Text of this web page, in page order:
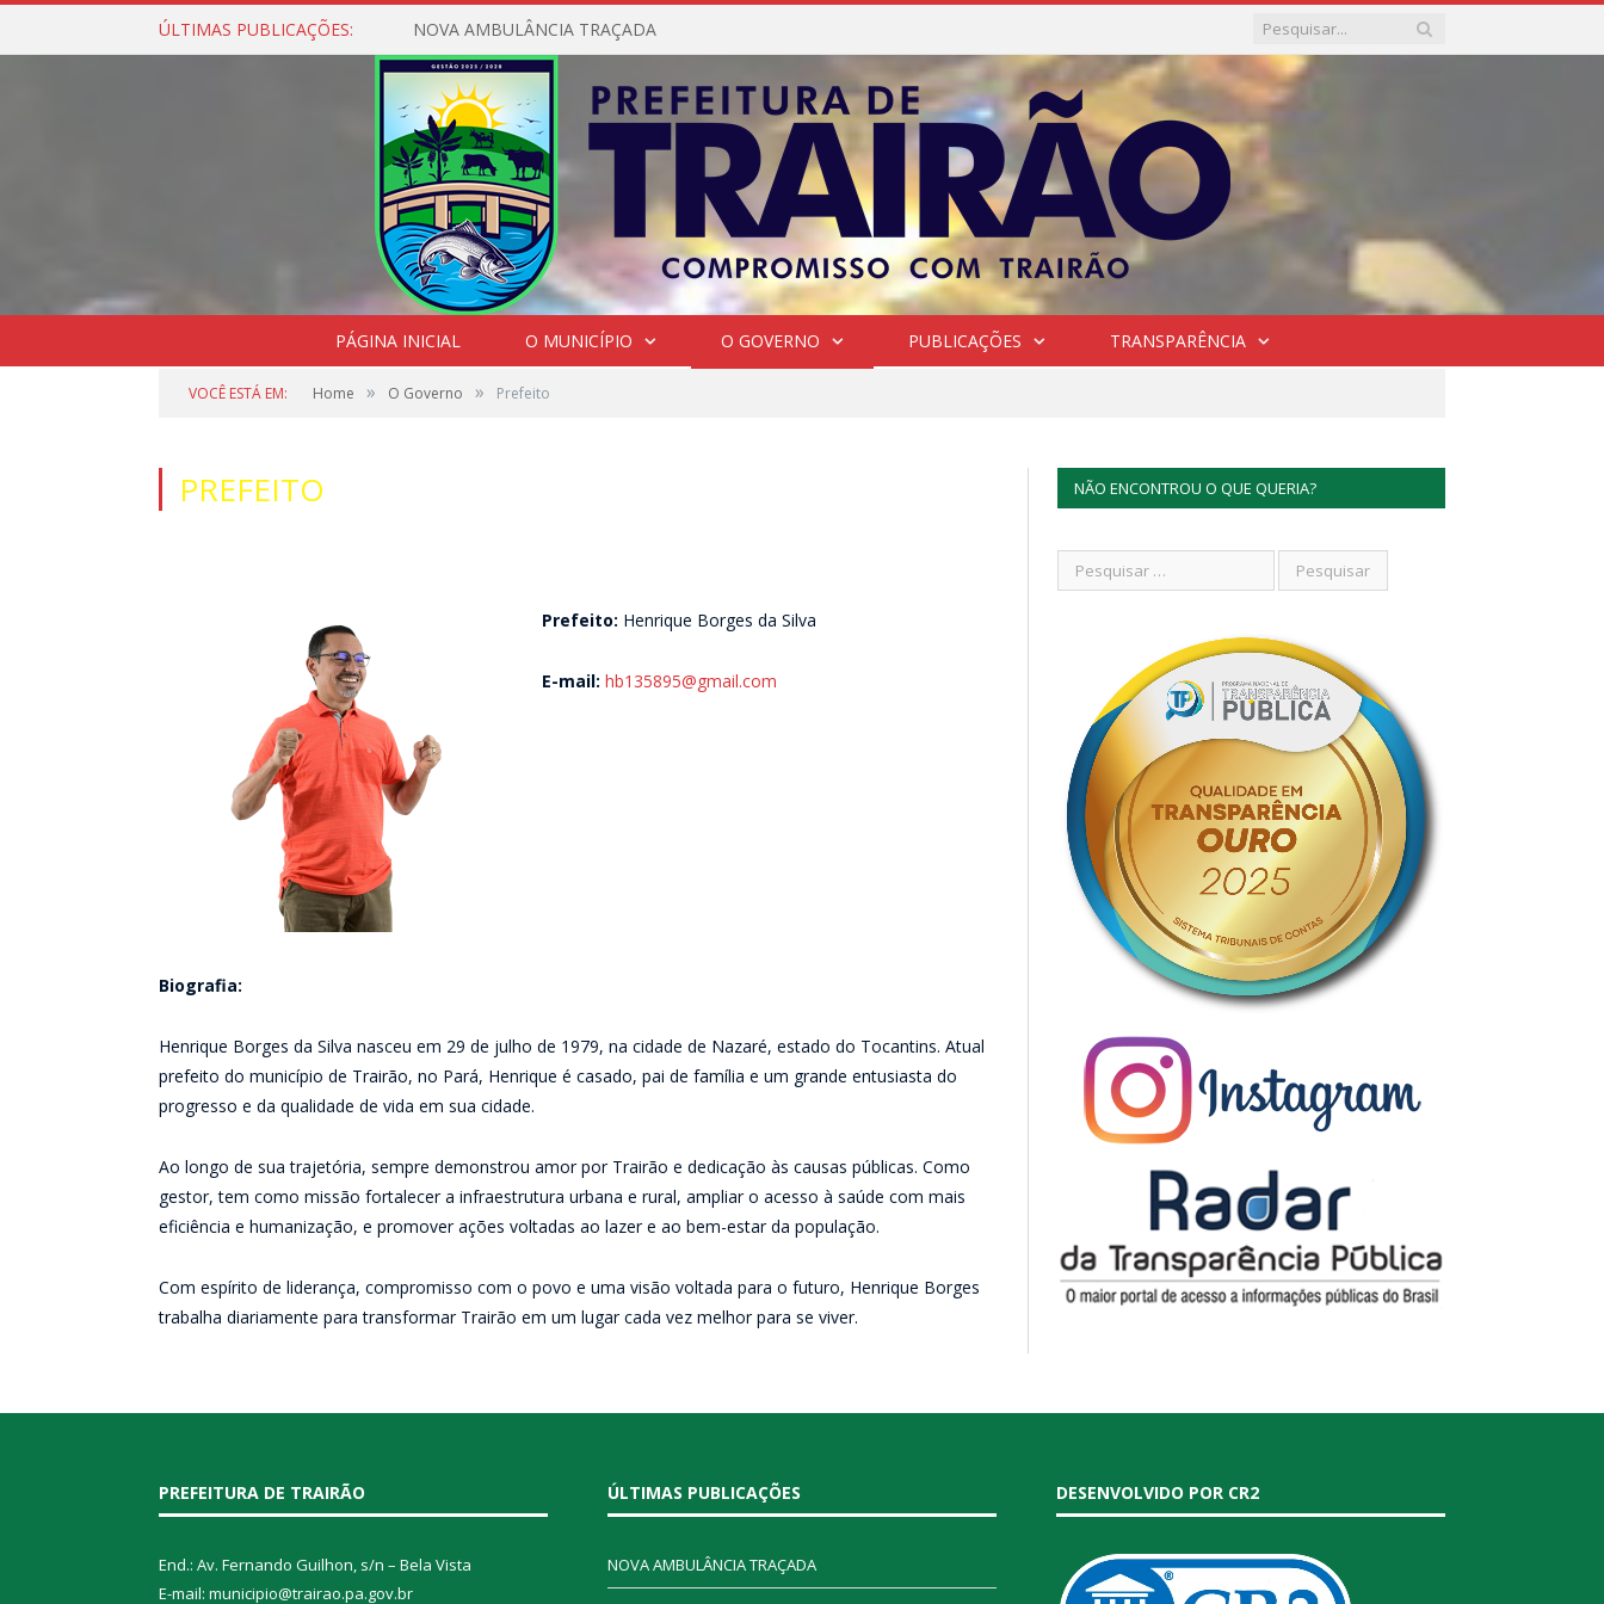
ÚLTIMAS PUBLICAÇÕES: NOVA AMBULÂNCIA TRAÇADA
PÁGINA INICIAL O MUNICÍPIO O GOVERNO PUBLICAÇÕES TRANSPARÊNCIA
VOCÊ ESTÁ EM: Home » O Governo » Prefeito
PREFEITO
Prefeito: Henrique Borges da Silva
E-mail: hb135895@gmail.com
Biografia:
Henrique Borges da Silva nasceu em 29 de julho de 1979, na cidade de Nazaré, estado do Tocantins. Atual
prefeito do município de Trairão, no Pará, Henrique é casado, pai de família e um grande entusiasta do
progresso e da qualidade de vida em sua cidade.
Ao longo de sua trajetória, sempre demonstrou amor por Trairão e dedicação às causas públicas. Como
gestor, tem como missão fortalecer a infraestrutura urbana e rural, ampliar o acesso à saúde com mais
eficiência e humanização, e promover ações voltadas ao lazer e ao bem-estar da população.
Com espírito de liderança, compromisso com o povo e uma visão voltada para o futuro, Henrique Borges
trabalha diariamente para transformar Trairão em um lugar cada vez melhor para se viver.
NÃO ENCONTROU O QUE QUERIA?
PREFEITURA DE TRAIRÃO
End.: Av. Fernando Guilhon, s/n – Bela Vista
E-mail: municipio@trairao.pa.gov.br
ÚLTIMAS PUBLICAÇÕES
NOVA AMBULÂNCIA TRAÇADA
DESENVOLVIDO POR CR2